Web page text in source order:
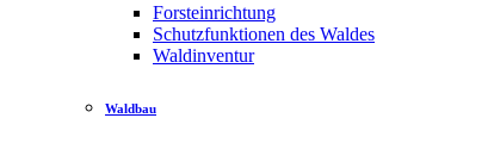
Forsteinrichtung
Schutzfunktionen des Waldes
Waldinventur
Waldbau